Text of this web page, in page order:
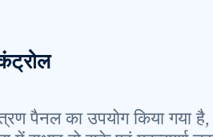
पैनल का उपयोग किया गया है,